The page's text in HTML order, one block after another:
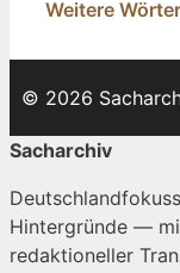
Weitere
© 2026
Sacharchiv
Hintergründe —
redaktioneller